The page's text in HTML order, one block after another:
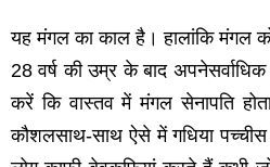
यह मंगल का काल है। हालांकि मंगल
28 वर्ष की उम्र के बाद अपनेसर्वाधिक
करें कि वास्‍तव में मंगल सेनापति
कौशलसाथ-साथ ऐसे में गधिया